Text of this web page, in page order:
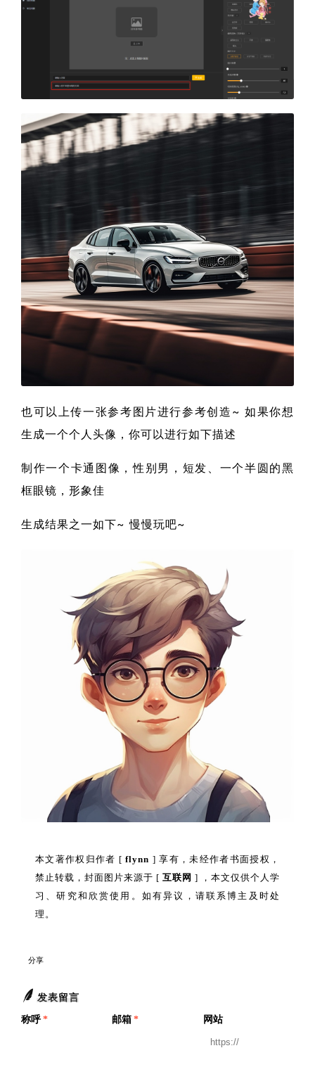
也可以上传一张参考图片进行参考创造~ 如果你想
生成一个个人头像，你可以进行如下描述
制作一个卡通图像，性别男，短发、一个半圆的黑
框眼镜，形象佳
生成结果之一如下~ 慢慢玩吧~
本文著作权归作者 [flynn ] 享有，未经作者书面授权，
禁止转载，封面图片来源于 [ 互联网 ] ，本文仅供个人学
习、研究和欣赏使用。如有异议，请联系博主及时处
理。
分享
发表留言
称呼 * 邮箱 * 网站